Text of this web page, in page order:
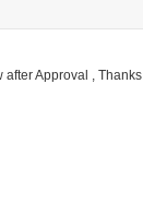
after Approval , Thanks